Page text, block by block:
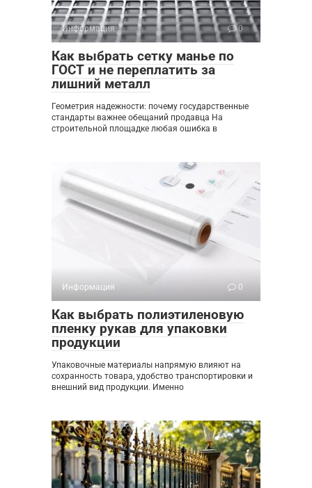
Информация 0
Как выбрать сетку манье по
ГОСТ и не переплатить за
лишний металл
Геометрия надежности: почему государственные
стандарты важнее обещаний продавца На
строительной площадке любая ошибка в
Информация 0
Как выбрать полиэтиленовую
пленку рукав для упаковки
продукции
Упаковочные материалы напрямую влияют на
сохранность товара, удобство транспортировки и
внешний вид продукции. Именно